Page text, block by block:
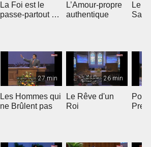
La Foi est le
passe-partout de
L’Amour-propre
authentique
Le
Sain
27 min
Les Hommes qui
ne Brûlent pas
26 min
Le Rêve d'un
Roi